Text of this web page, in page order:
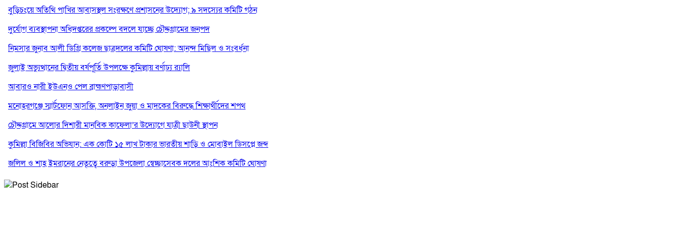
বুড়িচংয়ে অতিথি পাখির আবাসস্থল সংরক্ষণে প্রশাসনের উদ্যোগ; ৯ সদস্যের কমিটি গঠন
দুর্যোগ ব্যবস্থাপনা অধিদপ্তরের প্রকল্পে বদলে যাচ্ছে চৌদ্দগ্রামের জনপদ
নিমসার জুনাব আলী ডিগ্রি কলেজ ছাত্রদলের কমিটি ঘোষণা: আনন্দ মিছিল ও সংবর্ধনা
জুলাই অভ্যুত্থানের দ্বিতীয় বর্ষপূর্তি উপলক্ষে কুমিল্লায় বর্ণাঢ্য র‍্যালি
আবারও নারী ইউএনও পেল ব্রাহ্মণপাড়াবাসী
মনোহরগঞ্জে স্মার্টফোন আসক্তি, অনলাইন জুয়া ও মাদকের বিরুদ্ধে শিক্ষার্থীদের শপথ
চৌদ্দগ্রামে আলোর দিশারী মানবিক কাফেলা’র উদ্যোগে যাত্রী ছাউনী স্থাপন
কুমিল্লা বিজিবির অভিযান: এক কোটি ১৫ লাখ টাকার ভারতীয় শাড়ি ও মোবাইল ডিসপ্লে জব্দ
জলিল ও শাহ ইমরানের নেতৃত্বে বরুড়া উপজেলা স্বেচ্ছাসেবক দলের আংশিক কমিটি ঘোষণা
নিমসার জুনাব আলী ডিগ্রি কলেজ ছাত্রদলের কমিটি ঘোষণা; সভাপতি ইমন, সম্পাদক সিয়াম